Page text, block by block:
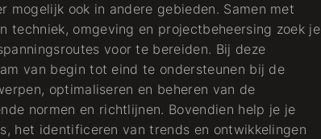
mogelijk ook in andere gebieden. Samen met
techniek, omgeving en projectbeheersing zoek je
voor te bereiden. Bij deze
van begin tot eind te ondersteunen bij de
optimaliseren en beheren van de
normen en richtlijnen. Bovendien help je je
het identificeren van trends en ontwikkelingen